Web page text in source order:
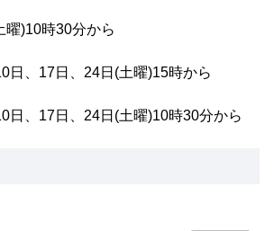
)10時30分から
、17日、24日(土曜)15時から
、17日、24日(土曜)10時30分から